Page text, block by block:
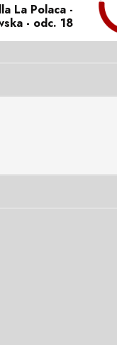
La Polaca -
- odc. 18